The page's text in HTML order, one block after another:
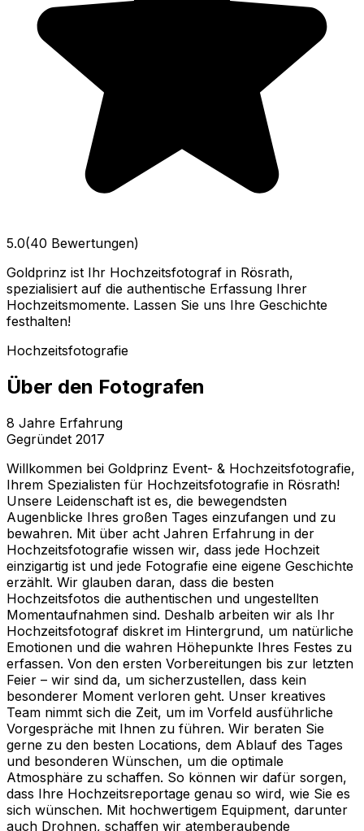
5.0(40 Bewertungen)
Goldprinz ist Ihr Hochzeitsfotograf in Rösrath,
spezialisiert auf die authentische Erfassung Ihrer
Hochzeitsmomente. Lassen Sie uns Ihre Geschichte
festhalten!
Hochzeitsfotografie
Über den Fotografen
8 Jahre Erfahrung
Gegründet 2017
Willkommen bei Goldprinz Event- & Hochzeitsfotografie,
Ihrem Spezialisten für Hochzeitsfotografie in Rösrath!
Unsere Leidenschaft ist es, die bewegendsten
Augenblicke Ihres großen Tages einzufangen und zu
bewahren. Mit über acht Jahren Erfahrung in der
Hochzeitsfotografie wissen wir, dass jede Hochzeit
einzigartig ist und jede Fotografie eine eigene Geschichte
erzählt. Wir glauben daran, dass die besten
Hochzeitsfotos die authentischen und ungestellten
Momentaufnahmen sind. Deshalb arbeiten wir als Ihr
Hochzeitsfotograf diskret im Hintergrund, um natürliche
Emotionen und die wahren Höhepunkte Ihres Festes zu
erfassen. Von den ersten Vorbereitungen bis zur letzten
Feier – wir sind da, um sicherzustellen, dass kein
besonderer Moment verloren geht. Unser kreatives
Team nimmt sich die Zeit, um im Vorfeld ausführliche
Vorgespräche mit Ihnen zu führen. Wir beraten Sie
gerne zu den besten Locations, dem Ablauf des Tages
und besonderen Wünschen, um die optimale
Atmosphäre zu schaffen. So können wir dafür sorgen,
dass Ihre Hochzeitsreportage genau so wird, wie Sie es
sich wünschen. Mit hochwertigem Equipment, darunter
auch Drohnen, schaffen wir atemberaubende